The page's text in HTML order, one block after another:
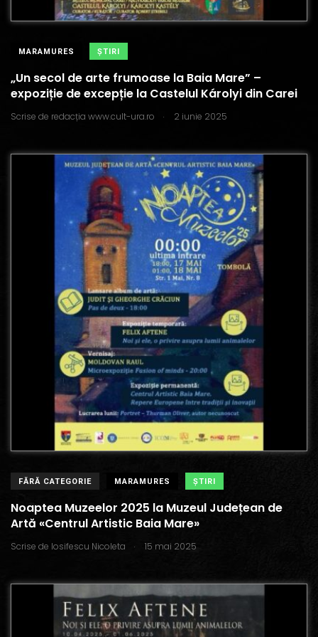
MARAMURES ŞTIRI
„Un secol de arte frumoase la Baia Mare” –
expoziție de excepție la Castelul Károlyi din Carei
Scrise de redacția www.cult-ura.ro . 2 iunie 2025
FĂRĂ CATEGORIE MARAMURES ŞTIRI
Noaptea Muzeelor 2025 la Muzeul Județean de
Artă «Centrul Artistic Baia Mare»
Scrise de Iosifescu Nicoleta . 15 mai 2025